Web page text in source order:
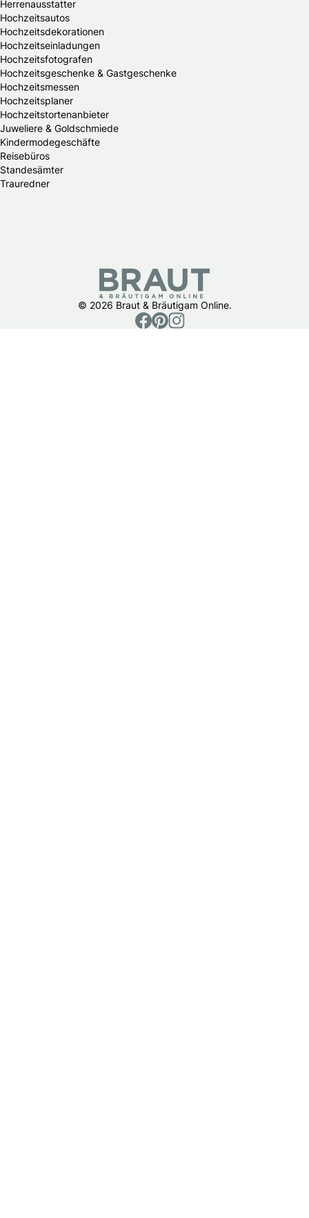
Herrenausstatter
Hochzeitsautos
Hochzeitsdekorationen
Hochzeitseinladungen
Hochzeitsfotografen
Hochzeitsgeschenke & Gastgeschenke
Hochzeitsmessen
Hochzeitsplaner
Hochzeitstortenanbieter
Juweliere & Goldschmiede
Kindermodegeschäfte
Reisebüros
Standesämter
Trauredner
© 2026 Braut & Bräutigam Online.